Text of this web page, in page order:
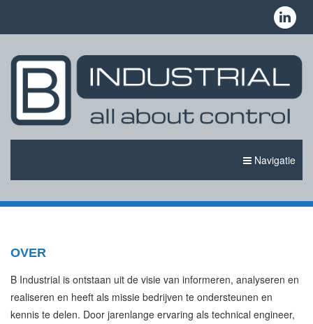
Navigatie
HOME
OVER
B Industrial is ontstaan uit de visie van informeren, analyseren en
realiseren en heeft als missie bedrijven te ondersteunen en
kennis te delen. Door jarenlange ervaring als technical engineer,